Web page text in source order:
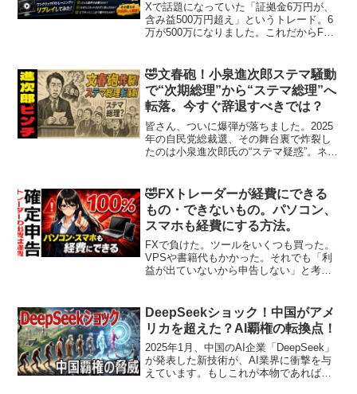
Xで話題になっていた「証拠金6万円が、
含み益500万円超え」というトレード。6
万が500万になりました。これだからFX
(@yorudora_note) Febr...
🤣文春砲！小泉進次郎ステマ騒動
で“次期総理”から“ステマ総理”へ
転落。今すぐ辞退すべきでは？
皆さん、ついに爆弾が落ちました。2025
年の自民党総裁選、その舞台裏で炸裂し
たのは小泉進次郎氏の“ステマ疑惑”。ネッ
「ステマ総理」と揶揄されるまでに転落
しています。総裁選...
🤣FXトレーダーが経費にできる
もの・できないもの。パソコン、
スマホも経費にする方法。
FXで負けた。ツールをいくつも買った。
VPSや書籍代もかかった。それでも「利
益が出ていないから申告しない」と考え
で、税務上もったいない状態になってい
る可能性があります。本...
DeepSeekショック！中国がアメ
リカを超えた？AI覇権の転換点！
2025年1月、中国のAI企業「DeepSeek」
が発表した新技術が、AI業界に衝撃を与
えています。もしこれが本物であれば、